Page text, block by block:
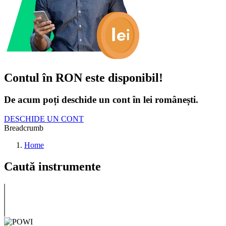
Contul în RON este disponibil!
De acum poți deschide un cont în lei românești.
DESCHIDE UN CONT
Breadcrumb
Home
Caută instrumente